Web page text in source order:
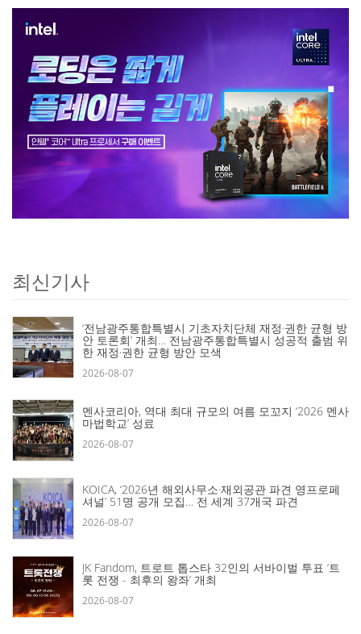
최신기사
‘전남광주통합특별시 기초자치단체 재정·권한 균형 방
안 토론회’ 개최… 전남광주통합특별시 성공적 출범 위
한 재정·권한 균형 방안 모색
2026-08-07
멘사코리아, 역대 최대 규모의 여름 모꼬지 ‘2026 멘사
마법학교’ 성료
2026-08-07
KOICA, ‘2026년 해외사무소·재외공관 파견 영프로페
셔널’ 51명 공개 모집… 전 세계 37개국 파견
2026-08-07
JK Fandom, 트로트 톱스타 32인의 서바이벌 투표 ‘트
롯 전쟁 - 최후의 왕좌’ 개최
2026-08-07